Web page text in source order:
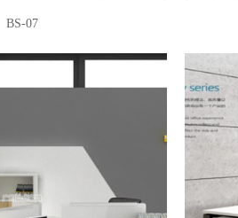
BS-07